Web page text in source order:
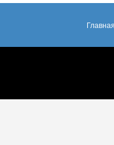
Главная